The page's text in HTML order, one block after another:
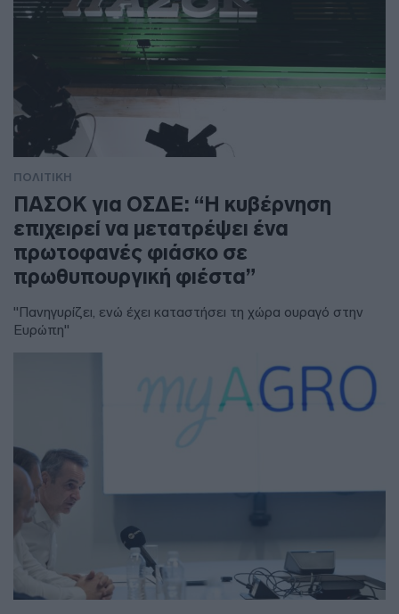
ΠΟΛΙΤΙΚΗ
ΠΑΣΟΚ για ΟΣΔΕ: “Η κυβέρνηση
επιχειρεί να μετατρέψει ένα
πρωτοφανές φιάσκο σε
πρωθυπουργική φιέστα”
"Πανηγυρίζει, ενώ έχει καταστήσει τη χώρα ουραγό στην
Ευρώπη"